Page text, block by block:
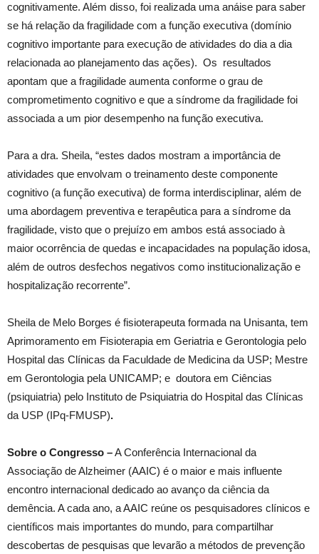
cognitivamente. Além disso, foi realizada uma anáise para saber
se há relação da fragilidade com a função executiva (domínio
cognitivo importante para execução de atividades do dia a dia
relacionada ao planejamento das ações). Os resultados
apontam que a fragilidade aumenta conforme o grau de
comprometimento cognitivo e que a síndrome da fragilidade foi
associada a um pior desempenho na função executiva.
Para a dra. Sheila, “estes dados mostram a importância de
atividades que envolvam o treinamento deste componente
cognitivo (a função executiva) de forma interdisciplinar, além de
uma abordagem preventiva e terapêutica para a síndrome da
fragilidade, visto que o prejuízo em ambos está associado à
maior ocorrência de quedas e incapacidades na população idosa,
além de outros desfechos negativos como institucionalização e
hospitalização recorrente”.
Sheila de Melo Borges é fisioterapeuta formada na Unisanta, tem
Aprimoramento em Fisioterapia em Geriatria e Gerontologia pelo
Hospital das Clínicas da Faculdade de Medicina da USP; Mestre
em Gerontologia pela UNICAMP; e doutora em Ciências
(psiquiatria) pelo Instituto de Psiquiatria do Hospital das Clínicas
da USP (IPq-FMUSP).
Sobre o Congresso –A Conferência Internacional da
Associação de Alzheimer (AAIC) é o maior e mais influente
encontro internacional dedicado ao avanço da ciência da
demência. A cada ano, a AAIC reúne os pesquisadores clínicos e
científicos mais importantes do mundo, para compartilhar
descobertas de pesquisas que levarão a métodos de prevenção